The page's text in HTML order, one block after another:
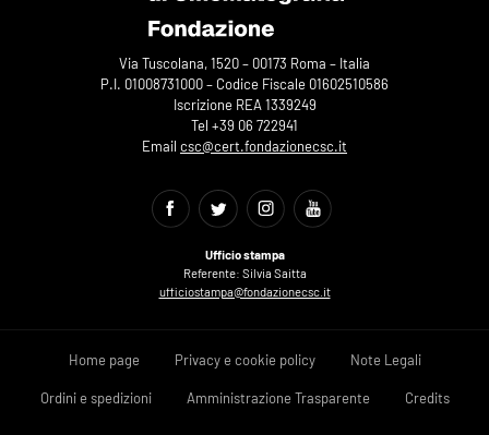
Via Tuscolana, 1520 – 00173 Roma – Italia
P.I. 01008731000 – Codice Fiscale 01602510586
Iscrizione REA 1339249
Tel +39 06 722941
Email csc@cert.fondazionecsc.it
Ufficio stampa
Referente: Silvia Saitta
ufficiostampa@fondazionecsc.it
Home page Privacy e cookie policy Note Legali
Ordini e spedizioni Amministrazione Trasparente Credits